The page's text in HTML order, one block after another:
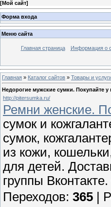
[Мой сайт]
Форма входа
Меню сайта
Главная страница Информация о
Главная » Каталог сайтов » Товары и
Недорогие мужские сумки. Покупайте у
http://pitersumka.ru/
Ремни женские.
сумок и
сумок,
из кожи,
для детей.
группы
Переходов: 365 |